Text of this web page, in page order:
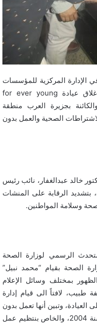
الإدارة المركزية للمؤسسات
العلاجية غير الحكومية والتراخيص، إغلاق عيادة for ever young
بجزيرة العرب منطقة
الصحية والعمل بدون
خالد عبدالغفار، نائب رئيس
بتشديد الرقابة على المنشات
وسلامة المواطنين.
الرسمي لوزارة الصحة
الصحة بقيام “محمد نبيل”
بمختلف وسائل الإعلام
طبيب، لافتاً الى قيام إدارة
العيادة، وتبين أنها تعمل بدون
ترخيص بالمخالفة لقانون رقم 153 لسنة 2004، والخاص بنتظيم عمل